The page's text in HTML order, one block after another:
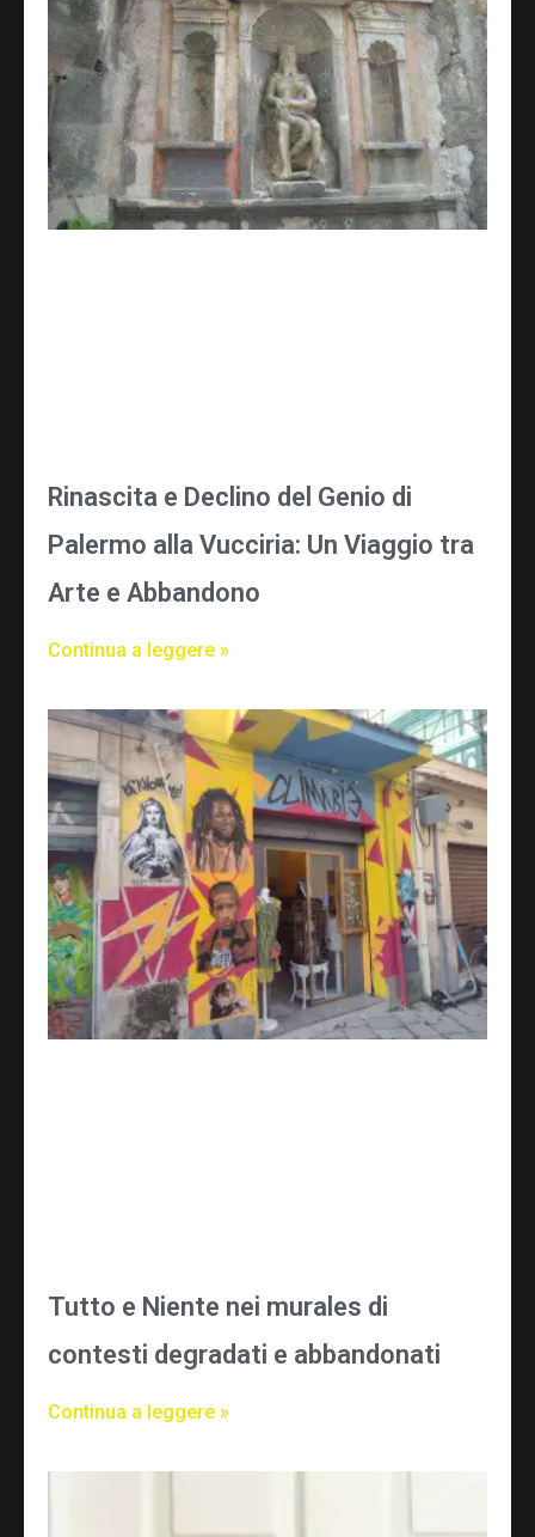
Rinascita e Declino del Genio di
Palermo alla Vucciria: Un Viaggio tra
Arte e Abbandono
Continua a leggere »
Tutto e Niente nei murales di
contesti degradati e abbandonati
Continua a leggere »